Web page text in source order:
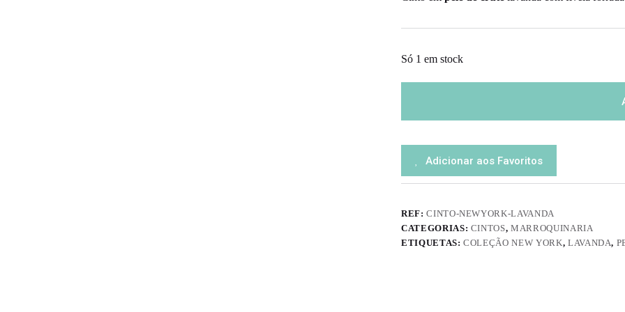
Só 1 em stock
Adicionar aos Favoritos
REF:CINTO-NEWYORK-LAVANDA
CATEGORIAS: CINTOS,MARROQUINARIA
ETIQUETAS:COLEÇÃO NEW YORK, LAVANDA,